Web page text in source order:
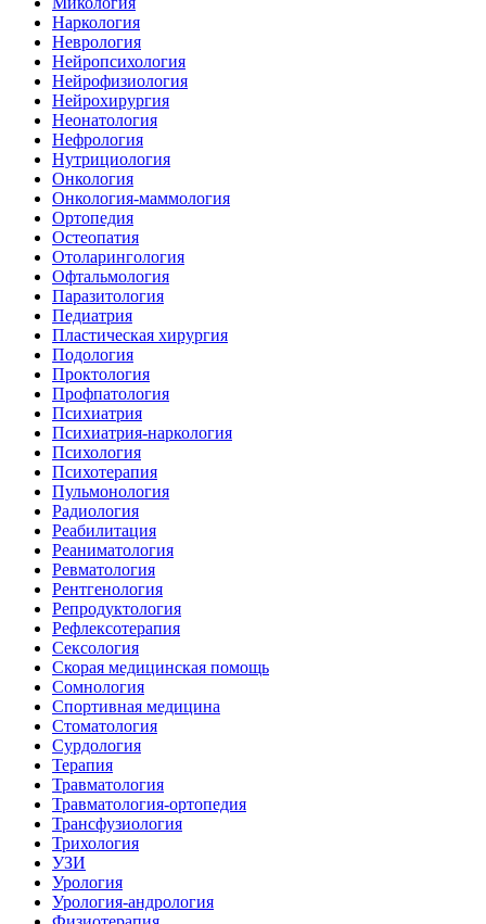
Наркология
Неврология
Нейропсихология
Нейрофизиология
Нейрохирургия
Неонатология
Нефрология
Нутрициология
Онкология
Онкология-маммология
Ортопедия
Остеопатия
Отоларингология
Офтальмология
Паразитология
Педиатрия
Пластическая хирургия
Подология
Проктология
Профпатология
Психиатрия
Психиатрия-наркология
Психология
Психотерапия
Пульмонология
Радиология
Реабилитация
Реаниматология
Ревматология
Рентгенология
Репродуктология
Рефлексотерапия
Сексология
Скорая медицинская помощь
Сомнология
Спортивная медицина
Стоматология
Сурдология
Терапия
Травматология
Травматология-ортопедия
Трансфузиология
Трихология
УЗИ
Урология
Урология-андрология